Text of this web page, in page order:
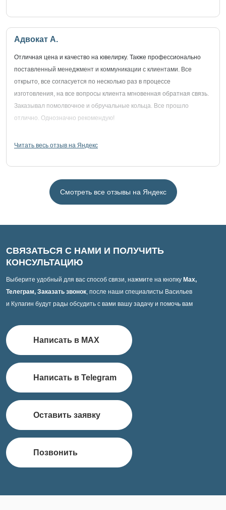
Адвокат А.
Отличная цена и качество на ювелирку. Также профессионально
поставленный менеджмент и коммуникации с клиентами. Все
открыто, все согласуется по несколько раз в процессе
изготовления, на все вопросы клиента мгновенная обратная связь.
Заказывал помолвочное и обручальные кольца. Все прошло
отлично. Однозначно рекомендую!
Читать весь отзыв на Яндекс
Смотреть все отзывы на Яндекс
СВЯЗАТЬСЯ С НАМИ И ПОЛУЧИТЬ
КОНСУЛЬТАЦИЮ
Выберите удобный для вас способ связи, нажмите на кнопку Max,
Телеграм, Заказать звонок, после наши специалисты Васильев
и Кулагин будут рады обсудить с вами вашу задачу и помочь вам
Написать в MAX
Написать в Telegram
Оставить заявку
Позвонить